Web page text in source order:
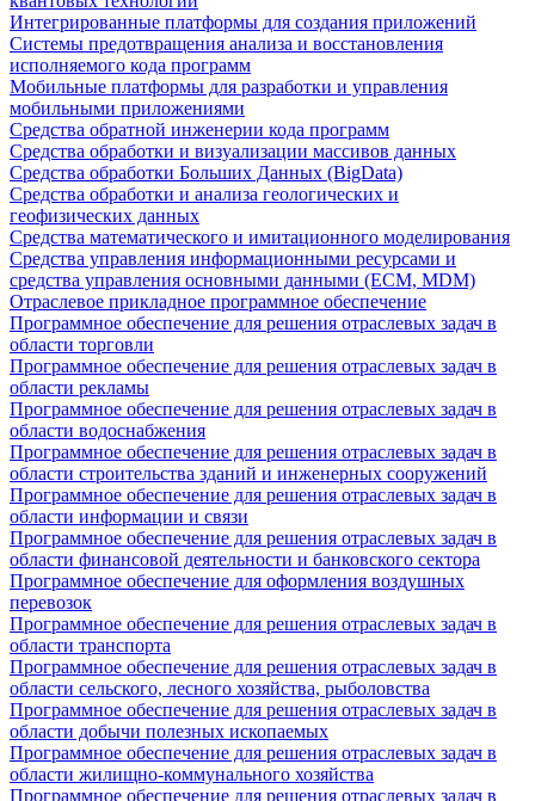
Интегрированные платформы для создания приложений
Системы предотвращения анализа и восстановления
исполняемого кода программ
Мобильные платформы для разработки и управления
мобильными приложениями
Средства обратной инженерии кода программ
Средства обработки и визуализации массивов данных
Средства обработки Больших Данных (BigData)
Средства обработки и анализа геологических и
геофизических данных
Средства математического и имитационного моделирования
Средства управления информационными ресурсами и
средства управления основными данными (ECM, MDM)
Отраслевое прикладное программное обеспечение
Программное обеспечение для решения отраслевых задач в
области торговли
Программное обеспечение для решения отраслевых задач в
области рекламы
Программное обеспечение для решения отраслевых задач в
области водоснабжения
Программное обеспечение для решения отраслевых задач в
области строительства зданий и инженерных сооружений
Программное обеспечение для решения отраслевых задач в
области информации и связи
Программное обеспечение для решения отраслевых задач в
области финансовой деятельности и банковского сектора
Программное обеспечение для оформления воздушных
перевозок
Программное обеспечение для решения отраслевых задач в
области транспорта
Программное обеспечение для решения отраслевых задач в
области сельского, лесного хозяйства, рыболовства
Программное обеспечение для решения отраслевых задач в
области добычи полезных ископаемых
Программное обеспечение для решения отраслевых задач в
области жилищно-коммунального хозяйства
Программное обеспечение для решения отраслевых задач в